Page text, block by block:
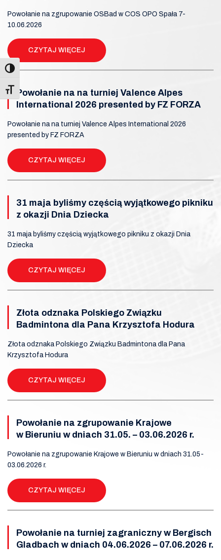
Toggle Font size
Powołanie na zgrupowanie OSBad w COS OPO Spała 7-
10.06.2026
CZYTAJ WIĘCEJ
Powołanie na na turniej Valence Alpes
International 2026 presented by FZ FORZA
Powołanie na na turniej Valence Alpes International 2026
presented by FZ FORZA
CZYTAJ WIĘCEJ
31 maja byliśmy częścią wyjątkowego pikniku
z okazji Dnia Dziecka
31 maja byliśmy częścią wyjątkowego pikniku z okazji Dnia
Dziecka
CZYTAJ WIĘCEJ
Złota odznaka Polskiego Związku
Badmintona dla Pana Krzysztofa Hodura
Złota odznaka Polskiego Związku Badmintona dla Pana
Krzysztofa Hodura
CZYTAJ WIĘCEJ
Powołanie na zgrupowanie Krajowe
w Bieruniu w dniach 31.05. – 03.06.2026 r.
Powołanie na zgrupowanie Krajowe w Bieruniu w dniach 31.05-
03.06.2026 r.
CZYTAJ WIĘCEJ
Powołanie na turniej zagraniczny w Bergisch
Gladbach w dniach 04.06.2026 – 07.06.2026 r.